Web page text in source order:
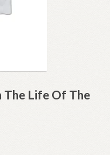
The Life Of The